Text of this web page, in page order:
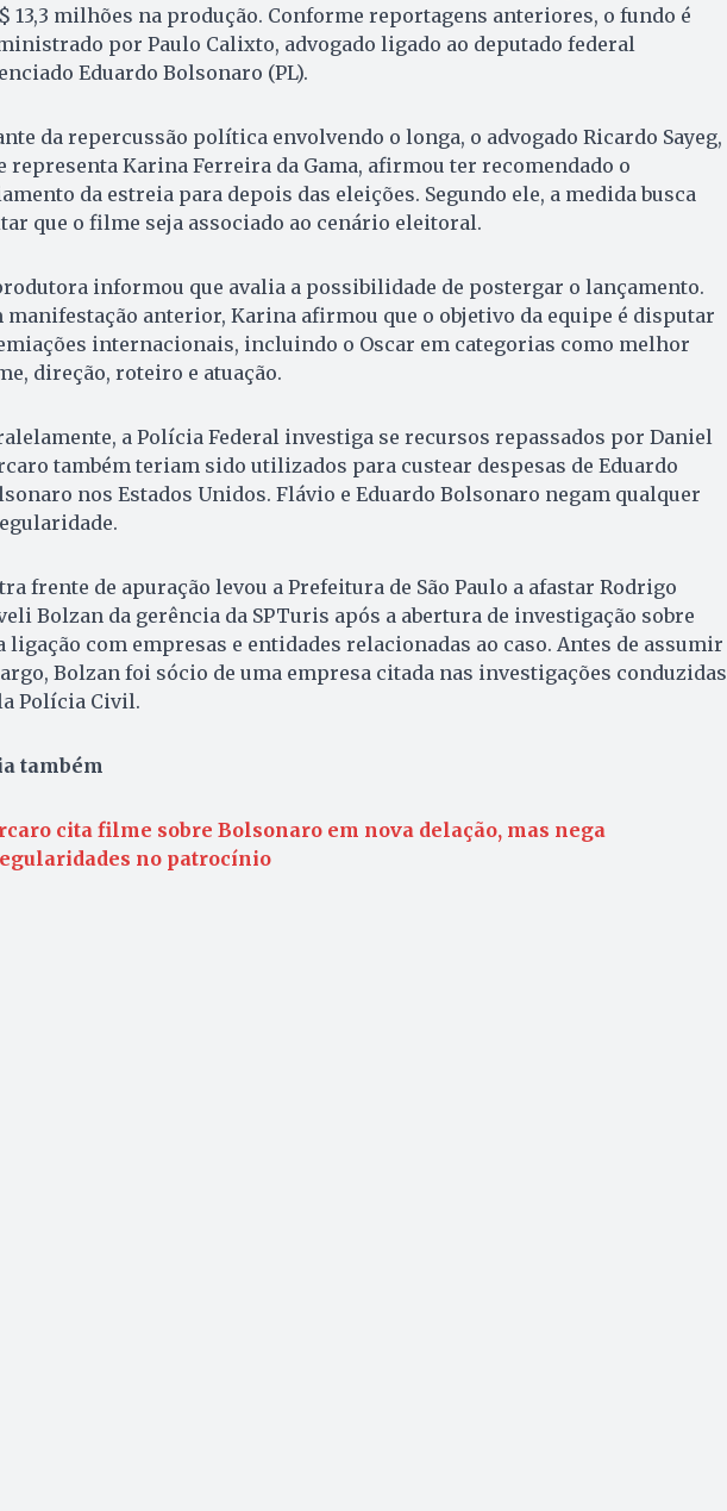
13,3 milhões na produção. Conforme reportagens anteriores, o fundo é
por Paulo Calixto, advogado ligado ao deputado federal
Eduardo Bolsonaro (PL).
da repercussão política envolvendo o longa, o advogado Ricardo Sayeg,
representa Karina Ferreira da Gama, afirmou ter recomendado o
da estreia para depois das eleições. Segundo ele, a medida busca
que o filme seja associado ao cenário eleitoral.
informou que avalia a possibilidade de postergar o lançamento.
manifestação anterior, Karina afirmou que o objetivo da equipe é disputar
internacionais, incluindo o Oscar em categorias como melhor
direção, roteiro e atuação.
a Polícia Federal investiga se recursos repassados por Daniel
também teriam sido utilizados para custear despesas de Eduardo
nos Estados Unidos. Flávio e Eduardo Bolsonaro negam qualquer
frente de apuração levou a Prefeitura de São Paulo a afastar Rodrigo
Bolzan da gerência da SPTuris após a abertura de investigação sobre
ligação com empresas e entidades relacionadas ao caso. Antes de assumir
Bolzan foi sócio de uma empresa citada nas investigações conduzidas
Polícia Civil.
também
cita filme sobre Bolsonaro em nova delação, mas nega
no patrocínio